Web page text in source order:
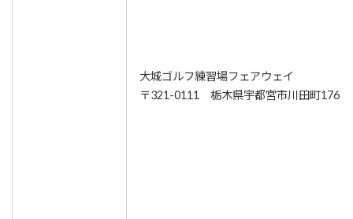
大城ゴルフ練習場フェアウェイ
〒321-0111 栃木県宇都宮市川田町176